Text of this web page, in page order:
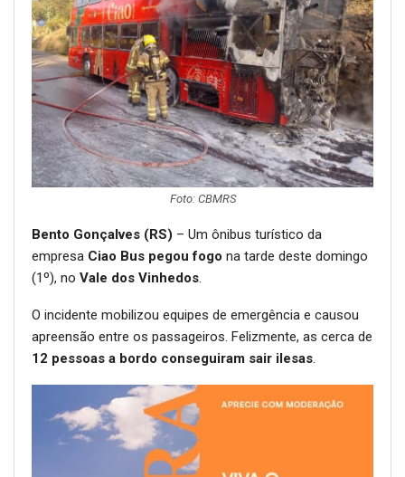
Foto: CBMRS
Bento Gonçalves (RS) – Um ônibus turístico da
empresa Ciao Bus pegou fogo na tarde deste domingo
(1º), no Vale dos Vinhedos.
O incidente mobilizou equipes de emergência e causou
apreensão entre os passageiros. Felizmente, as cerca de
12 pessoas a bordo conseguiram sair ilesas.